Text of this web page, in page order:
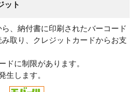
ット
、納付書に印刷されたバーコード
取り、クレジットカードからお支
に制限があります。
します。